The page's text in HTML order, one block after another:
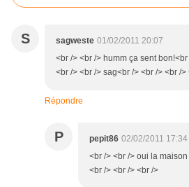
S sagweste 01/02/2011 20:07
<br /> <br /> humm ça sent
<br /> <br /> sag<br /> <br /> <br />
Répondre
P pepit86 02/02/2011 17:34
<br /> <br /> oui la
<br /> <br /> <br />